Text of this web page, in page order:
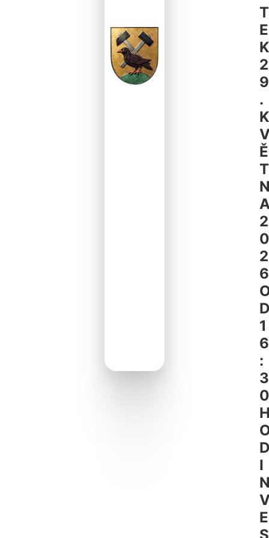
T
E
K
2
9
.
K
Ě
T
2
0
2
6
D
1
6
:
3
0
D
I
E